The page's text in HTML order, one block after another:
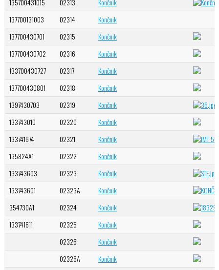
135700431015 02313
Končnik
137700131003
02314
Končnik
137700430701
02315
Končnik
137700430702
02316
Končnik
133700430727
02317
Končnik
137700430801
02318
Končnik
1397430703
02319
Končnik
133743010
02320
Končnik
133741674
02321
Končnik
135824A1
02322
Končnik
133743603
02323
Končnik
133743601
02323A
Končnik
354730A1
02324
Končnik
133741611
02325
Končnik
02326
Končnik
02326A
Končnik